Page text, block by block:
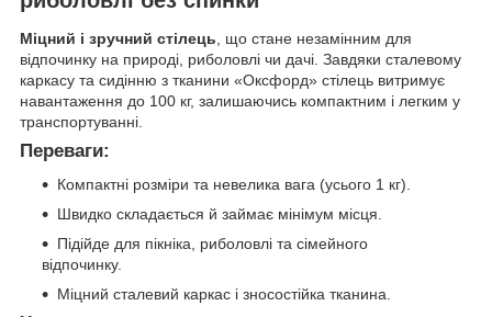
Міцний і зручний стілець, що стане незамінним для
відпочинку на природі, риболовлі чи дачі. Завдяки сталевому
каркасу та сидінню з тканини «Оксфорд» стілець витримує
навантаження до 100 кг, залишаючись компактним і легким у
транспортуванні.
Переваги:
Компактні розміри та невелика вага (усього 1 кг).
Швидко складається й займає мінімум місця.
Підійде для пікніка, риболовлі та сімейного
відпочинку.
Міцний сталевий каркас і зносостійка тканина.